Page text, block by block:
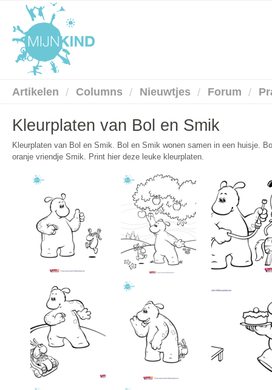
Artikelen Columns Nieuwtjes Forum
Kleurplaten van Bol en Smik
Kleurplaten van Bol en Smik. Bol en Smik wonen samen in een huisje.
oranje vriendje Smik. Print hier deze leuke kleurplaten.